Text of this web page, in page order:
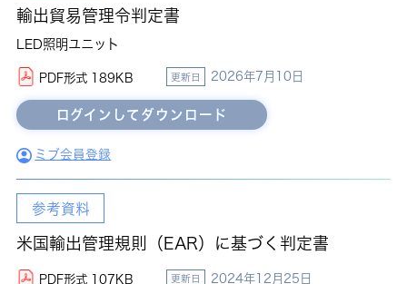
輸出貿易管理令判定書
LED照明ユニット
PDF形式 189KB 更新日 2026年7月10日
ミブ会員登録
参考資料
米国輸出管理規則（EAR）に基づく判定書
PDF形式 107KB 更新日 2024年12月25日